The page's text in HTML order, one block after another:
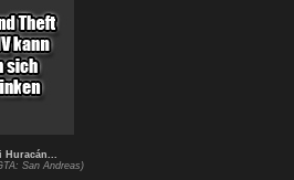
Huracán...
San Andreas)